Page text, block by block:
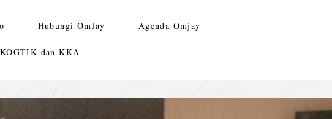
Hubungi OmJay Agenda Omjay
dan KKA